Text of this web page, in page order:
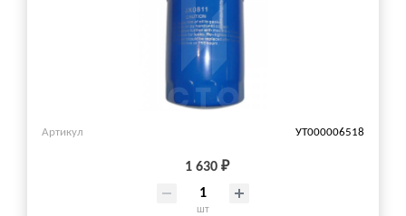
Артикул УТ000006518
1 630 ₽
шт